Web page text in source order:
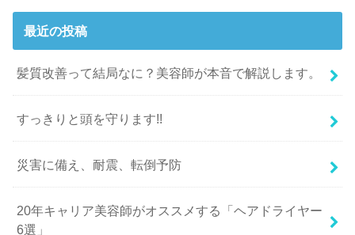
最近の投稿
髪質改善って結局なに？美容師が本音で解説します。
すっきりと頭を守ります!!
災害に備え、耐震、転倒予防
20年キャリア美容師がオススメする「ヘアドライヤー
6選」